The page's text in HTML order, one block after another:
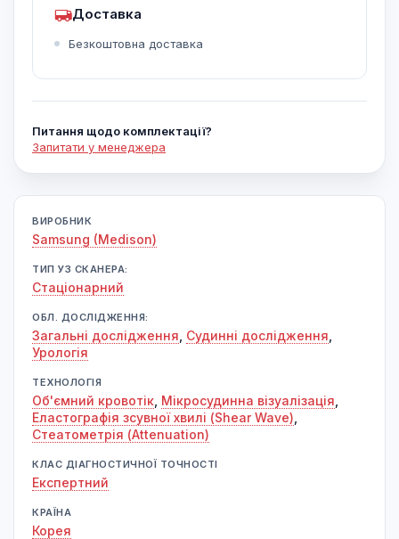
Доставка
Безкоштовна доставка
Питання щодо комплектації?
Запитати у менеджера
ВИРОБНИК
Samsung (Medison)
ТИП УЗ СКАНЕРА:
Cтаціонарний
ОБЛ. ДОСЛІДЖЕННЯ:
Загальні дослідження Судинні дослідження
Урологія
ТЕХНОЛОГІЯ
Об'ємний кровотік Мікросудинна візуалізація
Еластографія зсувної хвилі (Shear Wave)
Стеатометрія (Attenuation)
КЛАС ДІАГНОСТИЧНОЇ ТОЧНОСТІ
Експертний
КРАЇНА
Корея